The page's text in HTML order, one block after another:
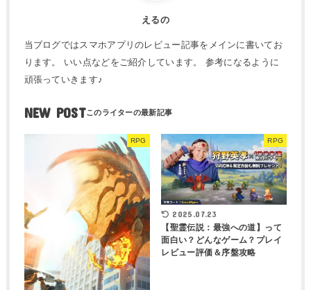
えるの
当ブログではスマホアプリのレビュー記事をメインに書いてお
ります。 いい点などをご紹介しています。 参考になるように
頑張っていきます♪
NEW POST
RPG RPG
2025.07.23
【聖霊伝説：最強への道】って
面白い？どんなゲーム？プレイ
レビュー評価＆序盤攻略